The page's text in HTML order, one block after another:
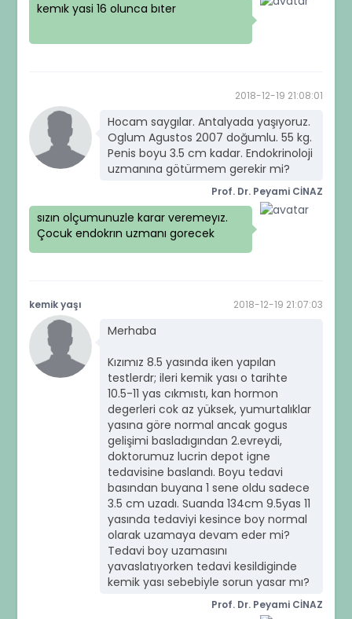
kemık yasi 16 olunca bıter
2018-12-19 21:08:01
Hocam saygılar. Antalyada yaşıyoruz.
Oglum Agustos 2007 doğumlu. 55 kg.
Penis boyu 3.5 cm kadar. Endokrinoloji
uzmanına götürmem gerekir mi?
Prof. Dr. Peyami CİNAZ
sızın olçumunuzle karar veremeyız.
Çocuk endokrın uzmanı gorecek
kemik yaşı 2018-12-19 21:07:03
Merhaba
Kızımız 8.5 yasında iken yapılan
testlerdr; ileri kemik yası o tarihte
10.5-11 yas cıkmıstı, kan hormon
degerleri cok az yüksek, yumurtalıklar
yasına göre normal ancak gogus
gelişimi basladıgından 2.evreydi,
doktorumuz lucrin depot igne
tedavisine baslandı. Boyu tedavi
basından buyana 1 sene oldu sadece
3.5 cm uzadı. Suanda 134cm 9.5yas 11
yasında tedaviyi kesince boy normal
olarak uzamaya devam eder mi?
Tedavi boy uzamasını
yavaslatıyorken tedavi kesildiginde
kemik yası sebebiyle sorun yasar mı?
Prof. Dr. Peyami CİNAZ